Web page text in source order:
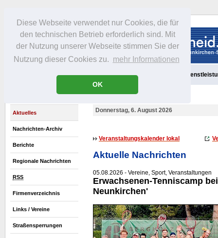
Diese Webseite verwendet nur Cookies, die für
den technischen Betrieb erforderlich sind. Mit
der Nutzung unserer Webseite stimmen Sie der
Nutzung dieser Cookies zu. mehr Informationen
OK
Portrait Freizeit Gastronomie
Aktuelles
Nachrichten-Archiv
Berichte
Regionale Nachrichten
RSS
Firmenverzeichnis
Links / Vereine
Straßensperrungen
Donnerstag, 6. August 2026
Veranstaltungskalender lokal
Aktuelle Nachrichten
05.08.2026 - Vereine, Sport, Veranstaltungen
Erwachsenen-Tenniscamp
Neunkirchen'